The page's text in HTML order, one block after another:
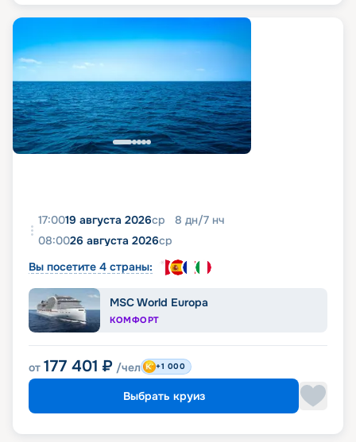
17:0019 августа 2026ср 8 дн/7 нч
08:0026 августа 2026ср
Вы посетите 4 страны:
MSC World Europa
КОМФОРТ
от 177 401 ₽ /чел +1 000
Выбрать круиз